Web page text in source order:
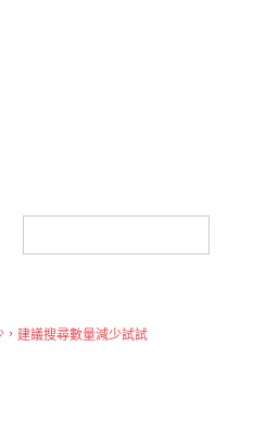
建議搜尋數量減少試試